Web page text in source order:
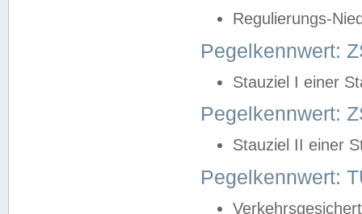
Regulierungs-
Pegelkennwert:
Stauziel I einer
Pegelkennwert:
Stauziel II einer
Pegelkennwert: